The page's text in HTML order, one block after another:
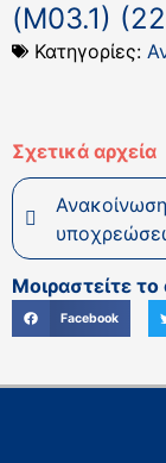
(Μ03.1)
Κατηγορίες:
Σχετικά αρχεία
Μοιραστείτε το
Facebook